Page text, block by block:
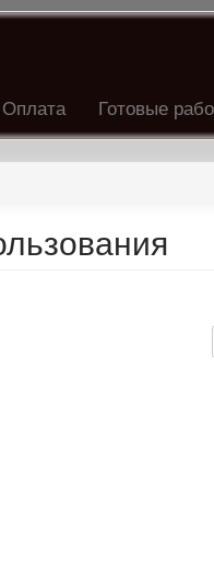
Оплата Готовые